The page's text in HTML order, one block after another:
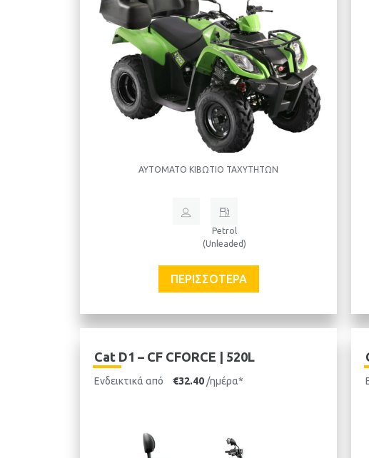
ΑΥΤΌΜΑΤΟ ΚΙΒΏΤΙΟ ΤΑΧΥΤΉΤΩΝ
Petrol
(Unleaded)
ΠΕΡΙΣΣΌΤΕΡΑ
Cat D1 – CF CFORCE | 520L
Ενδεικτικά από €32.40 /ημέρα*